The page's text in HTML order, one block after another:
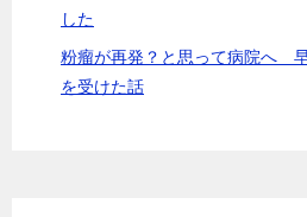
した
粉瘤が再発？と思って病院へ
を受けた話